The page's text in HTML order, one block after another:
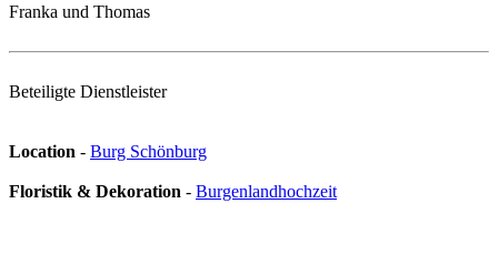
Franka und Thomas
Beteiligte Dienstleister
Location - Burg Schönburg
Floristik & Dekoration - Burgenlandhochzeit